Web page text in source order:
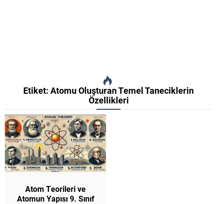
Etiket: Atomu Oluşturan Temel Taneciklerin
Özellikleri
Atom Teorileri ve
Atomun Yapısı 9. Sınıf